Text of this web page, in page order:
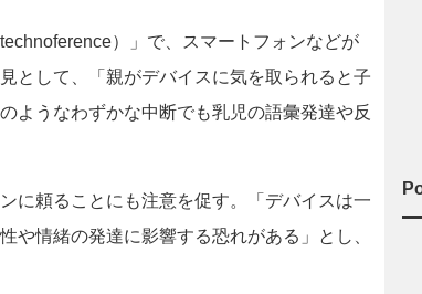
）」で、スマートフォンなどが
として、「親がデバイスに気を取られると子
ようなわずかな中断でも乳児の語彙発達や反
に頼ることにも注意を促す。「デバイスは一
や情緒の発達に影響する恐れがある」とし、